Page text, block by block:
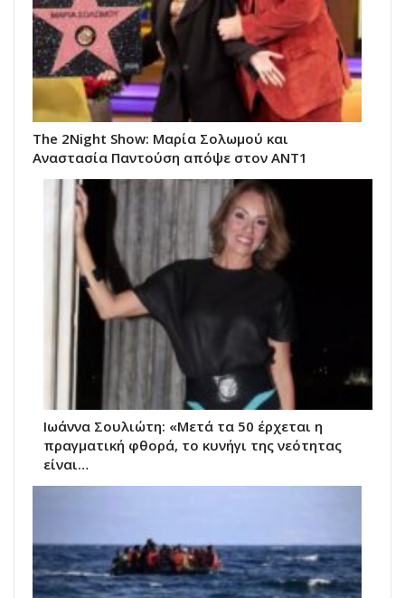
The 2Night Show: Μαρία Σολωμού και
Αναστασία Παντούση απόψε στον ΑΝΤ1
Ιωάννα Σουλιώτη: «Μετά τα 50 έρχεται η
πραγματική φθορά, το κυνήγι της νεότητας
είναι…